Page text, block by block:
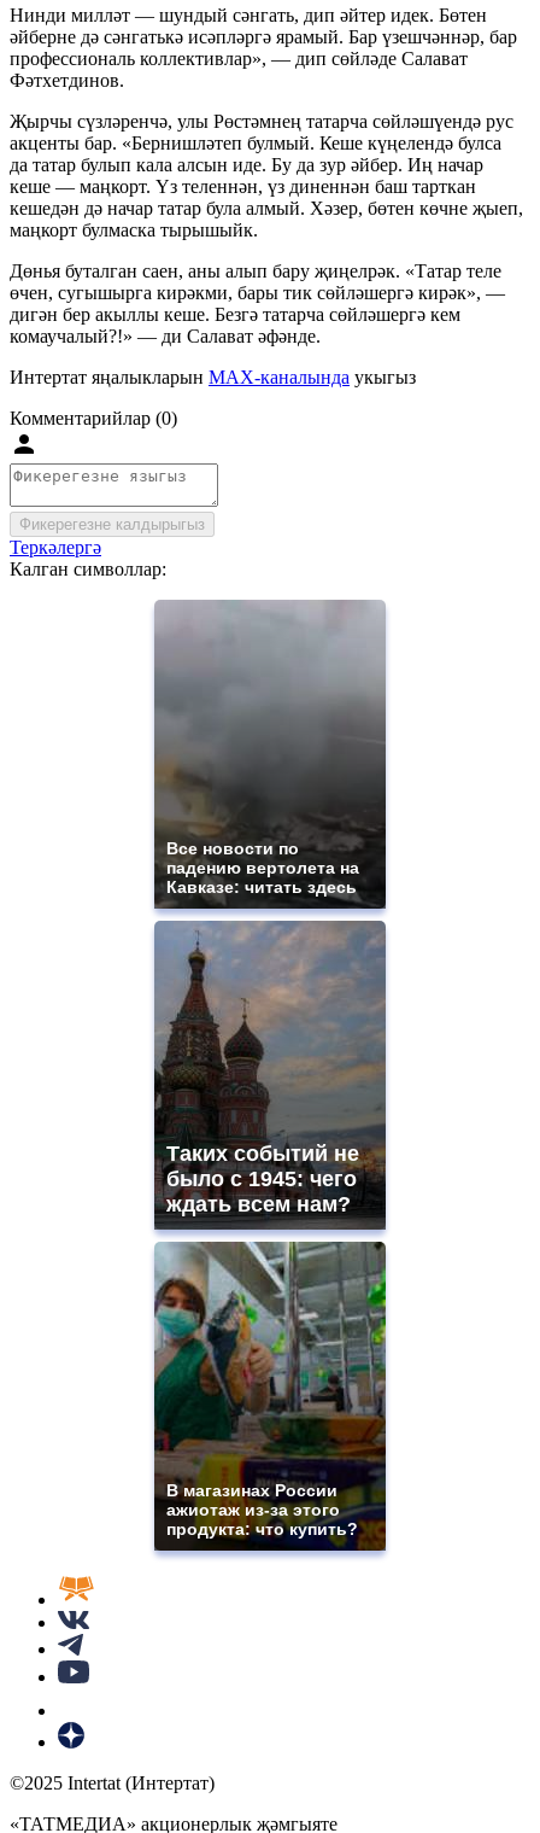
Нинди милләт — шундый сәнгать, дип әйтер идек. Бөтен
әйберне дә сәнгатькә исәпләргә ярамый. Бар үзешчәннәр, бар
профессиональ коллективлар», — дип сөйләде Салават
Фәтхетдинов.
Җырчы сүзләренчә, улы Рөстәмнең татарча сөйләшүендә рус
акценты бар. «Бернишләтеп булмый. Кеше күңелендә булса
да татар булып кала алсын иде. Бу да зур әйбер. Иң начар
кеше — маңкорт. Үз теленнән, үз диненнән баш тарткан
кешедән дә начар татар була алмый. Хәзер, бөтен көчне җыеп,
маңкорт булмаска тырышыйк.
Дөнья буталган саен, аны алып бару җиңелрәк. «Татар теле
өчен, сугышырга кирәкми, бары тик сөйләшергә кирәк», —
дигән бер акыллы кеше. Безгә татарча сөйләшергә кем
комаучалый?!» — ди Салават әфәнде.
Интертат яңалыкларын MAX-каналында укыгыз
Комментарийлар (0)
Фикерегезне калдырыгыз
Теркәлергә
Калган символлар:
Все новости по
падению вертолета на
Кавказе: читать здесь
Таких событий не
было с 1945: чего
ждать всем нам?
В магазинах России
ажиотаж из-за этого
продукта: что купить?
©2025 Intertat (Интертат)
«ТАТМЕДИА» акционерлык җәмгыяте